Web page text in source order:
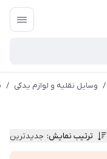
/ وسایل نقلیه و لوازم یدکی /
ترتیب نمایش: جدیدترین